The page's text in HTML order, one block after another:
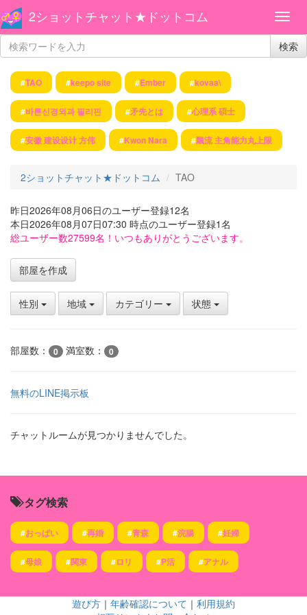
2ショットチャット★ドットコム
検索
#TAO #keepo site #Ember #kovaa\
#바른신경외과 필리핀 #矛先とは #心理系 碩士
#安徽 建设设计 方伟 #Kwon Nara #飄流 主角能力丸上限
2ショットチャット★ドットコム TAO
昨日2026年08月06日のユーザー登録12名
本日2026年08月07日07:30 時点のユーザー登録1名
総ユーザー数27599名！いつもありがとうございます。
部屋を作成
性別 地域 カテゴリー 状態
部屋数： 0 満室数： 0
無料のLINE掲示板
チャットルームが見つかりませんでした。
タグ検索
#おっぱい #再婚 #青森 #浣腸 #妊婦
#母娘 #関東 #ロリ #P活 #アナル
遊び方 ｜ 年齢確認について ｜ 利用規約